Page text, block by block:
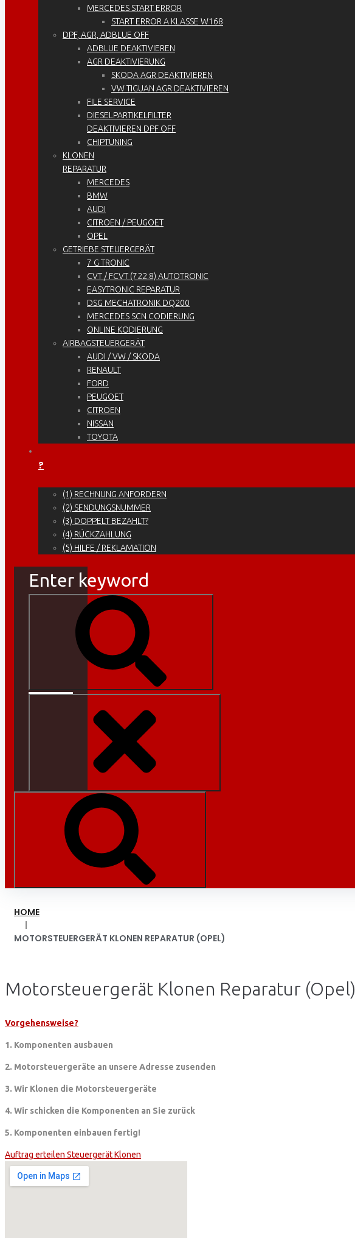
MERCEDES START ERROR
START ERROR A KLASSE W168
DPF, AGR, ADBLUE OFF
ADBLUE DEAKTIVIEREN
AGR DEAKTIVIERUNG
SKODA AGR DEAKTIVIEREN
VW TIGUAN AGR DEAKTIVIEREN
FILE SERVICE
DIESELPARTIKELFILTER
DEAKTIVIEREN DPF OFF
CHIPTUNING
KLONEN
REPARATUR
MERCEDES
BMW
AUDI
CITROEN / PEUGOET
OPEL
GETRIEBE STEUERGERÄT
7 G TRONIC
CVT / FCVT (722.8) AUTOTRONIC
EASYTRONIC REPARATUR
DSG MECHATRONIK DQ200
MERCEDES SCN CODIERUNG
ONLINE KODIERUNG
AIRBAGSTEUERGERÄT
AUDI / VW / SKODA
RENAULT
FORD
PEUGOET
CITROEN
NISSAN
TOYOTA
?
(1) RECHNUNG ANFORDERN
(2) SENDUNGSNUMMER
(3) DOPPELT BEZAHLT?
(4) RÜCKZAHLUNG
(5) HILFE / REKLAMATION
HOME
|
MOTORSTEUERGERÄT KLONEN REPARATUR (OPEL)
Motorsteuergerät Klonen Reparatur (Opel)
Vorgehensweise?
1. Komponenten ausbauen
2. Motorsteuergeräte an unsere Adresse zusenden
3. Wir Klonen die Motorsteuergeräte
4. Wir schicken die Komponenten an Sie zurück
5. Komponenten einbauen fertig!
Auftrag erteilen Steuergerät Klonen